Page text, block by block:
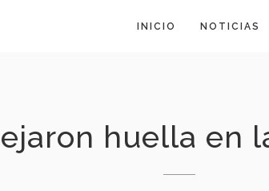
INICIO NOTICIAS
huella en